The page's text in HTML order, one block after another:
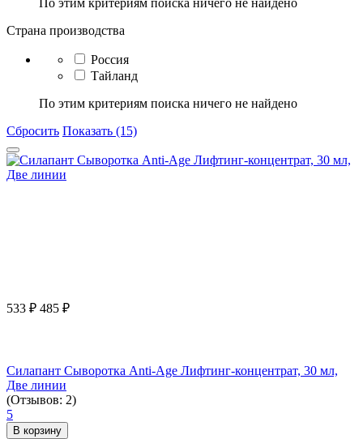
Страна производства
Россия
Тайланд
По этим критериям поиска ничего не найдено
Сбросить Показать (15)
533 ₽ 485 ₽
Силапант Сыворотка Anti-Age Лифтинг-концентрат, 30 мл,
Две линии
(Отзывов: 2)
5
В корзину